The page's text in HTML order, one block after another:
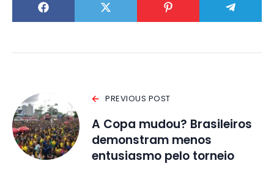
PREVIOUS POST
A Copa mudou? Brasileiros
demonstram menos
entusiasmo pelo torneio